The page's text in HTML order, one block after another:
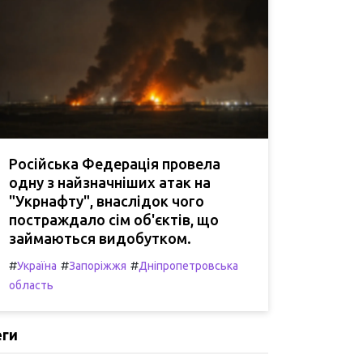
Російська Федерація провела
одну з найзначніших атак на
"Укрнафту", внаслідок чого
постраждало сім об'єктів, що
займаються видобутком.
#Україна #Запоріжжя #Дніпропетровська
область